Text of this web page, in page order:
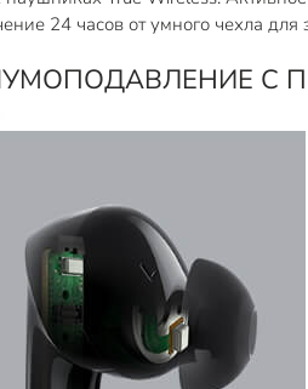
24 часов от умного чехла для
С